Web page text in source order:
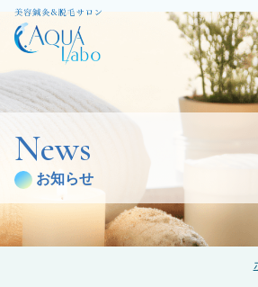
News
お知らせ